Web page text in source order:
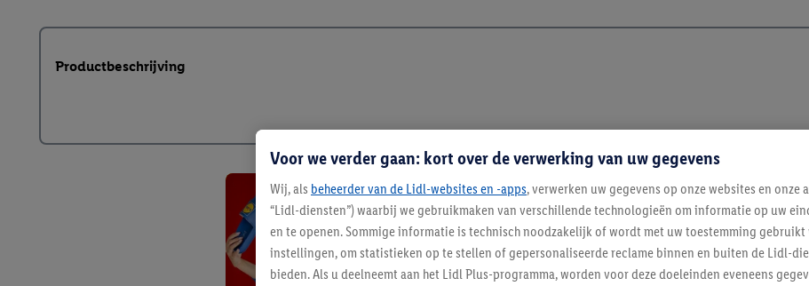
Productbeschrijving
Blijf op de
Schrijf je in op de newsletter
Voor we verder gaan: kort over de verwerking van uw gegevens
Wij, als beheerder van de Lidl-websites en -apps, verwerken uw gegevens op onze websites en onze
“Lidl-diensten”) waarbij we gebruikmaken van verschillende technologieën om informatie op uw
en te openen. Sommige informatie is technisch noodzakelijk of wordt met uw toestemming
instellingen, om statistieken op te stellen of gepersonaliseerde reclame binnen en buiten de Lidl-
bieden. Als u deelneemt aan het Lidl Plus-programma, worden voor deze doeleinden eveneens